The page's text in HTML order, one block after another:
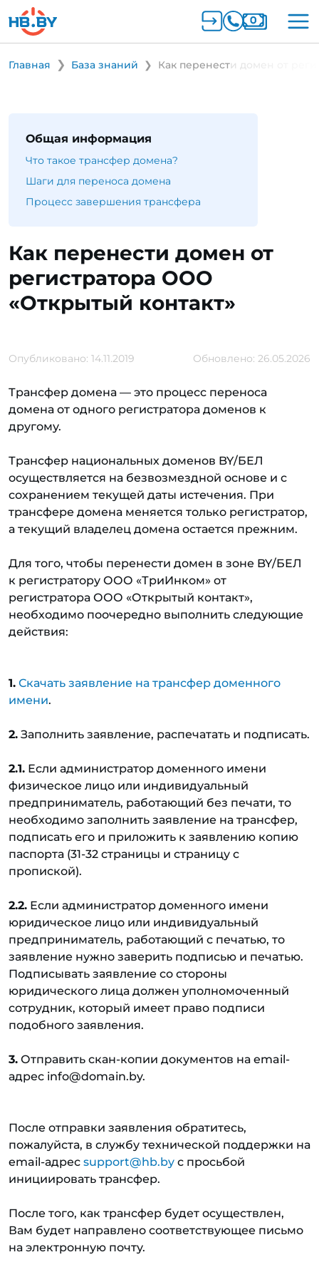
Главная База знаний Как перенести домен от
Как перенести домен от
регистратора ООО
«Открытый контакт»
Опубликовано: 14.11.2019 Обновлено: 26.05.2026
Трансфер домена — это процесс переноса
домена от одного регистратора доменов к
другому.
Трансфер национальных доменов BY/БЕЛ
осуществляется на безвозмездной основе и с
сохранением текущей даты истечения. При
трансфере домена меняется только регистратор,
а текущий владелец домена остается прежним.
Для того, чтобы перенести домен в зоне BY/БЕЛ
к регистратору ООО «ТриИнком» от
регистратора ООО «Открытый контакт»,
необходимо поочередно выполнить следующие
действия:
1. Скачать заявление на трансфер доменного
имени.
2. Заполнить заявление, распечатать и подписать.
2.1. Если администратор доменного имени
физическое лицо или индивидуальный
предприниматель, работающий без печати, то
необходимо заполнить заявление на трансфер,
подписать его и приложить к заявлению копию
паспорта (31-32 страницы и страницу с
пропиской).
2.2. Если администратор доменного имени
юридическое лицо или индивидуальный
предприниматель, работающий с печатью, то
заявление нужно заверить подписью и печатью.
Подписывать заявление со стороны
юридического лица должен уполномоченный
сотрудник, который имеет право подписи
подобного заявления.
3. Отправить скан-копии документов на email-
адрес info@domain.by.
После отправки заявления обратитесь,
пожалуйста, в службу технической поддержки на
email-адрес support@hb.by с просьбой
инициировать трансфер.
После того, как трансфер будет осуществлен,
Вам будет направлено соответствующее письмо
на электронную почту.
Общая информация
Что такое трансфер домена?
Шаги для переноса домена
Процесс завершения трансфера